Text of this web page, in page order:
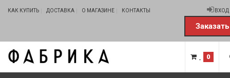
КАК КУПИТЬ ДОСТАВКА О МАГАЗИНЕ КОНТАКТЫ ВХОД
0